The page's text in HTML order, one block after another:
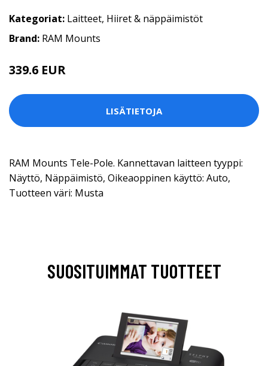
Kategoriat: Laitteet, Hiiret & näppäimistöt
Brand: RAM Mounts
339.6 EUR
LISÄTIETOJA
RAM Mounts Tele-Pole. Kannettavan laitteen tyyppi:
Näyttö, Näppäimistö, Oikeaoppinen käyttö: Auto,
Tuotteen väri: Musta
SUOSITUIMMAT TUOTTEET